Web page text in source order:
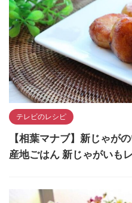
テレビのレシピ
【相葉マナブ】新じゃが
産地ごはん 新じゃがいも